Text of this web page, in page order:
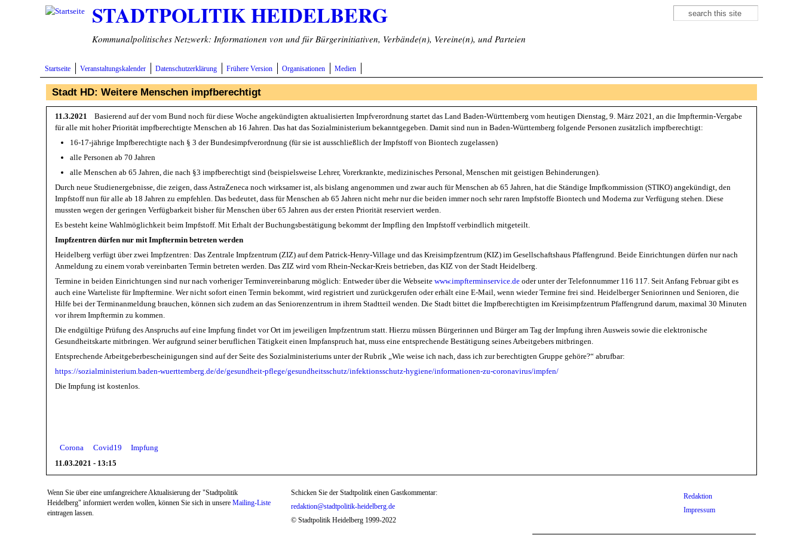
Direkt zum Inhalt STADTPOLITIK HEIDELBERG
Kommunalpolitisches Netzwerk: Informationen von und für Bürgerinitiativen, Verbände(n), Vereine(n), und Parteien
Suchformular
Suche
Startseite Veranstaltungskalender Datenschutzerklärung Frühere Version Organisationen Medien
Stadt HD: Weitere Menschen impfberechtigt
11.3.2021
Basierend auf der vom Bund noch für diese Woche angekündigten aktualisierten Impfverordnung startet das Land Baden-Württemberg vom heutigen Dienstag, 9. März 2021, an die Impftermin-Vergabe
für alle mit hoher Priorität impfberechtigte Menschen ab 16 Jahren. Das hat das Sozialministerium bekanntgegeben. Damit sind nun in Baden-Württemberg folgende Personen zusätzlich impfberechtigt:
16-17-jährige Impfberechtigte nach § 3 der Bundesimpfverordnung (für sie ist ausschließlich der Impfstoff von Biontech zugelassen)
alle Personen ab 70 Jahren
alle Menschen ab 65 Jahren, die nach §3 impfberechtigt sind (beispielsweise Lehrer, Vorerkrankte, medizinisches Personal, Menschen mit geistigen Behinderungen).
Durch neue Studienergebnisse, die zeigen, dass AstraZeneca noch wirksamer ist, als bislang angenommen und zwar auch für Menschen ab 65 Jahren, hat die Ständige Impfkommission (STIKO) angekündigt, den
Impfstoff nun für alle ab 18 Jahren zu empfehlen. Das bedeutet, dass für Menschen ab 65 Jahren nicht mehr nur die beiden immer noch sehr raren Impfstoffe Biontech und Moderna zur Verfügung stehen. Diese
mussten wegen der geringen Verfügbarkeit bisher für Menschen über 65 Jahren aus der ersten Priorität reserviert werden.
Es besteht keine Wahlmöglichkeit beim Impfstoff. Mit Erhalt der Buchungsbestätigung bekommt der Impfling den Impfstoff verbindlich mitgeteilt.
Impfzentren dürfen nur mit Impftermin betreten werden
Heidelberg verfügt über zwei Impfzentren: Das Zentrale Impfzentrum (ZIZ) auf dem Patrick-Henry-Village und das Kreisimpfzentrum (KIZ) im Gesellschaftshaus Pfaffengrund. Beide Einrichtungen dürfen nur nach
Anmeldung zu einem vorab vereinbarten Termin betreten werden. Das ZIZ wird vom Rhein-Neckar-Kreis betrieben, das KIZ von der Stadt Heidelberg.
Termine in beiden Einrichtungen sind nur nach vorheriger Terminvereinbarung möglich: Entweder über die Webseitewww.impfterminservice.de oder unter der Telefonnummer 116 117. Seit Anfang Februar gibt es
auch eine Warteliste für Impftermine. Wer nicht sofort einen Termin bekommt, wird registriert und zurückgerufen oder erhält eine E-Mail, wenn wieder Termine frei sind. Heidelberger Seniorinnen und Senioren, die
Hilfe bei der Terminanmeldung brauchen, können sich zudem an das Seniorenzentrum in ihrem Stadtteil wenden. Die Stadt bittet die Impfberechtigten im Kreisimpfzentrum Pfaffengrund darum, maximal 30 Minuten
vor ihrem Impftermin zu kommen.
Die endgültige Prüfung des Anspruchs auf eine Impfung findet vor Ort im jeweiligen Impfzentrum statt. Hierzu müssen Bürgerinnen und Bürger am Tag der Impfung ihren Ausweis sowie die elektronische
Gesundheitskarte mitbringen. Wer aufgrund seiner beruflichen Tätigkeit einen Impfanspruch hat, muss eine entsprechende Bestätigung seines Arbeitgebers mitbringen.
Entsprechende Arbeitgeberbescheinigungen sind auf der Seite des Sozialministeriums unter der Rubrik „Wie weise ich nach, dass ich zur berechtigten Gruppe gehöre?“ abrufbar:
https://sozialministerium.baden-wuerttemberg.de/de/gesundheit-pflege/gesundheitsschutz/infektionsschutz-hygiene/informationen-zu-coronavirus/impfen/
Die Impfung ist kostenlos.
Corona Covid19
Impfung
11.03.2021 - 13:15
Wenn Sie über eine umfangreichere Aktualisierung der "Stadtpolitik
Heidelberg" informiert werden wollen, können Sie sich in unsereMailing-Liste
eintragen lassen.
Schicken Sie der Stadtpolitik einen Gastkommentar:
redaktion@stadtpolitik-heidelberg.de
© Stadtpolitik Heidelberg 1999-2022
Redaktion
Impressum